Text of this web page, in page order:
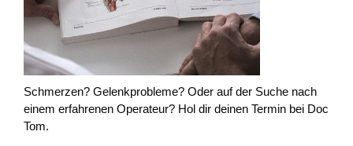
Schmerzen? Gelenkprobleme? Oder auf der Suche nach
einem erfahrenen Operateur? Hol dir deinen Termin bei Doc
Tom.